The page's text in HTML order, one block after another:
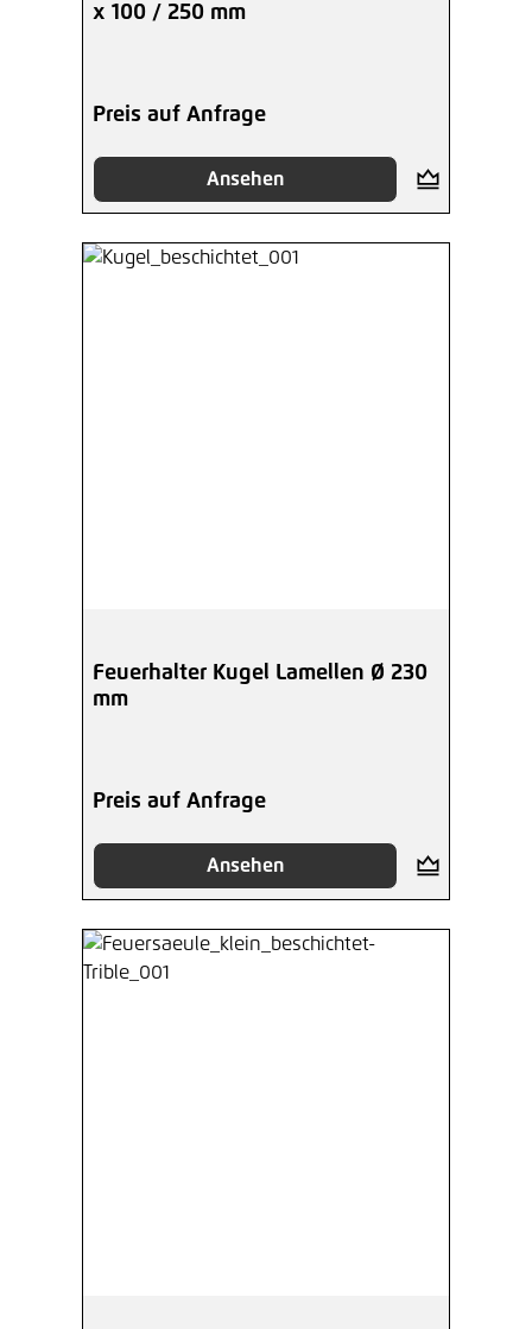
x 100 / 250 mm
Preis auf Anfrage
Ansehen
Feuerhalter Kugel Lamellen Ø 230
mm
Preis auf Anfrage
Ansehen